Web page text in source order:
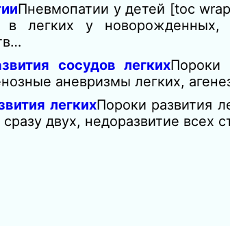
Пневмопатии у детей [toc
в легких у новорожденных,
сосудов легкихПороки
аневризмы легких,
легкихПороки развития
сразу двух, недоразвитие